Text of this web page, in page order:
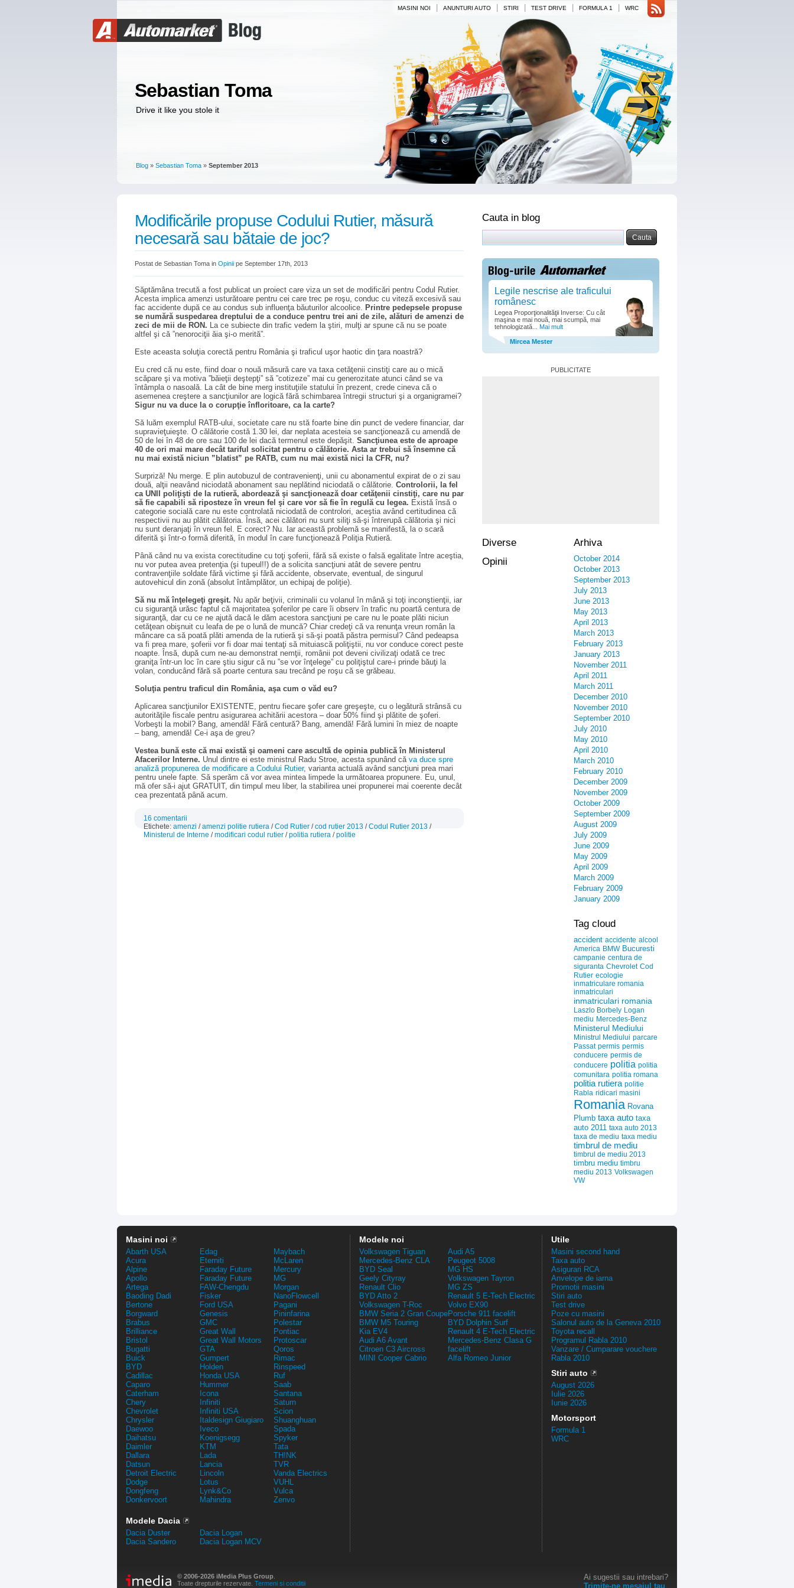
Sebastian Toma
Drive it like you stole it
MASINI NOI ANUNTURI AUTO STIRI TEST DRIVE FORMULA 1 WRC
Blog » Sebastian Toma » September 2013
Modificările propuse Codului Rutier, măsură
necesară sau bătaie de joc?
Postat de Sebastian Toma in Opinii pe September 17th, 2013
Săptămâna trecută a fost publicat un proiect care viza un set de modificări pentru Codul Rutier.
Acesta implica amenzi usturătoare pentru cei care trec pe roşu, conduc cu viteză excesivă sau
fac accidente după ce au condus sub influenţa băuturilor alcoolice. Printre pedepsele propuse
se numără suspedarea dreptului de a conduce pentru trei ani de zile, alături de amenzi de
zeci de mii de RON. La ce subiecte din trafic vedem la ştiri, mulţi ar spune că nu se poate
altfel şi că ”nenorociţii ăia şi-o merită”.
Este aceasta soluţia corectă pentru România şi traficul uşor haotic din ţara noastră?
Eu cred că nu este, fiind doar o nouă măsură care va taxa cetăţenii cinstiţi care au o mică
scăpare şi va motiva ”băieţii deştepţi” să ”cotizeze” mai cu generozitate atunci când se va
întâmpla o nasoală. La cât de bine merg instituţiile statului în prezent, crede cineva că o
asemenea creştere a sancţiunilor are logică fără schimbarea întregii structuri şi a organigramei?
Sigur nu va duce la o corupţie înfloritoare, ca la carte?
Să luăm exemplul RATB-ului, societate care nu stă foarte bine din punct de vedere financiar, dar
supravieţuieşte. O călătorie costă 1.30 lei, dar neplata acesteia se sancţionează cu amendă de
50 de lei în 48 de ore sau 100 de lei dacă termenul este depăşit. Sancţiunea este de aproape
40 de ori mai mare decât tariful solicitat pentru o călătorie. Asta ar trebui să însemne că
nu mai există niciun ”blatist” pe RATB, cum nu mai există nici la CFR, nu?
Surpriză! Nu merge. E plin autobuzul de contravenienţi, unii cu abonamentul expirat de o zi sau
două, alţii neavând niciodată abonament sau neplătind niciodată o călătorie. Controlorii, la fel
ca UNII poliţişti de la rutieră, abordează şi sancţionează doar cetăţenii cinstiţi, care nu par
să fie capabili să riposteze în vreun fel şi care vor să fie în regulă cu legea. Există însă o
categorie socială care nu este controlată niciodată de controlori, aceştia având certitudinea că
respectivii nu au plătit călătoria. Însă, acei călători nu sunt siliţi să-şi întrerupă călătoria şi nici
nu sunt deranjaţi în vreun fel. E corect? Nu. Iar această problemă se manifestă, la o scară
diferită şi într-o formă diferită, în modul în care funcţionează Poliţia Rutieră.
Până când nu va exista corectitudine cu toţi şoferii, fără să existe o falsă egalitate între aceştia,
nu vor putea avea pretenţia (şi tupeul!!) de a solicita sancţiuni atât de severe pentru
contravenţiile soldate fără victime şi fără accidente, observate, eventual, de singurul
autovehicul din zonă (absolut întâmplător, un echipaj de poliţie).
Să nu mă înţelegeţi greşit. Nu apăr beţivii, criminalii cu volanul în mână şi toţi inconştienţii, iar
cu siguranţă urăsc faptul că majoritatea şoferilor pe care îi observ în trafic nu poartă centura de
siguranţă, dar cu ce ne ajută dacă le dăm acestora sancţiuni pe care nu le poate plăti niciun
cetăţean obişnuit cu leafa de pe o lună de muncă? Chiar credeţi că va renunţa vreun român la
mâncare ca să poată plăti amenda de la rutieră şi să-şi poată păstra permisul? Când pedeapsa
va fi prea mare, şoferii vor fi doar mai tentaţi să mituiască poliţiştii, nu vor conduce corect peste
noapte. Însă, după cum ne-au demonstrat nemţii, românii pot deveni civilizaţi odată ce trec
graniţa într-un loc în care ştiu sigur că nu ”se vor înţelege” cu poliţiştul care-i prinde băuţi la
volan, conducând fără să poarte centura sau trecând pe roşu că se grăbeau.
Soluţia pentru traficul din România, aşa cum o văd eu?
Aplicarea sancţiunilor EXISTENTE, pentru fiecare şofer care greşeşte, cu o legătură strânsă cu
autorităţile fiscale pentru asigurarea achitării acestora – doar 50% fiind şi plătite de şoferi.
Vorbeşti la mobil? Bang, amendă! Fără centură? Bang, amendă! Fără lumini în miez de noapte
– bang, amendă! Ce-i aşa de greu?
Vestea bună este că mai există şi oameni care ascultă de opinia publică în Ministerul
Afacerilor Interne. Unul dintre ei este ministrul Radu Stroe, acesta spunând căva duce spre
analiză propunerea de modificare a Codului Rutier, varianta actuală având sancţiuni prea mari
pentru unele fapte. Să sperăm că vor avea mintea limpede la următoarea propunere. Eu, unul,
mă ofer să-i ajut GRATUIT, din timpul meu liber, la stabilirea unei propunerei mai coerente decât
cea prezentată până acum.
16 comentarii
Etichete: amenzi /amenzi politie rutiera /Cod Rutier /cod rutier 2013 /Codul Rutier 2013 /
Ministerul de Interne /modificari codul rutier /politia rutiera /politie
Cauta in blog
Legile nescrise ale traficului
românesc
Legea Proporţionalităţii Inverse: Cu cât
maşina e mai nouă, mai scumpă, mai
tehnologizată...
Mai mult
Mircea Mester
PUBLICITATE
Diverse
Opinii
Arhiva
October 2014
October 2013
September 2013
July 2013
June 2013
May 2013
April 2013
March 2013
February 2013
January 2013
November 2011
April 2011
March 2011
December 2010
November 2010
September 2010
July 2010
May 2010
April 2010
March 2010
February 2010
December 2009
November 2009
October 2009
September 2009
August 2009
July 2009
June 2009
May 2009
April 2009
March 2009
February 2009
January 2009
Tag cloud
accident accidente alcool
America BMW Bucuresti
campanie centura de
siguranta Chevrolet Cod
Rutier ecologie
inmatriculare romania
inmatriculari
inmatriculari romania
Laszlo Borbely Logan
mediu Mercedes-Benz
Ministerul Mediului
Ministrul Mediului parcare
Passat permis permis
conducere permis de
conducere politia politia
comunitara politia romana
politia rutiera politie
Rabla ridicari masini
Romania Rovana
Plumb taxa auto taxa
auto 2011 taxa auto 2013
taxa de mediu taxa mediu
timbrul de mediu
timbrul de mediu 2013
timbru mediu timbru
mediu 2013 Volkswagen
VW
Masini noi
Abarth USA
Acura
Alpine
Apollo
Artega
Baoding Dadi
Bertone
Borgward
Brabus
Brilliance
Bristol
Bugatti
Buick
BYD
Cadillac
Caparo
Caterham
Chery
Chevrolet
Chrysler
Daewoo
Daihatsu
Daimler
Dallara
Datsun
Detroit Electric
Dodge
Dongfeng
Donkervoort
Edag
Eterniti
Faraday Future
Faraday Future
FAW-Chengdu
Fisker
Ford USA
Genesis
GMC
Great Wall
Great Wall Motors
GTA
Gumpert
Holden
Honda USA
Hummer
Icona
Infiniti
Infiniti USA
Italdesign Giugiaro
Iveco
Koenigsegg
KTM
Lada
Lancia
Lincoln
Lotus
Lynk&Co
Mahindra
Maybach
McLaren
Mercury
MG
Morgan
NanoFlowcell
Pagani
Pininfarina
Polestar
Pontiac
Protoscar
Qoros
Rimac
Rinspeed
Ruf
Saab
Santana
Saturn
Scion
Shuanghuan
Spada
Spyker
Tata
TH!NK
TVR
Vanda Electrics
VUHL
Vulca
Zenvo
Modele Dacia
Dacia Duster
Dacia Sandero
Dacia Logan
Dacia Logan MCV
Modele noi
Volkswagen Tiguan
Mercedes-Benz CLA
BYD Seal
Geely Cityray
Renault Clio
BYD Atto 2
Volkswagen T-Roc
BMW Seria 2 Gran Coupe
BMW M5 Touring
Kia EV4
Audi A6 Avant
Citroen C3 Aircross
MINI Cooper Cabrio
Audi A5
Peugeot 5008
MG HS
Volkswagen Tayron
MG ZS
Renault 5 E-Tech Electric
Volvo EX90
Porsche 911 facelift
BYD Dolphin Surf
Renault 4 E-Tech Electric
Mercedes-Benz Clasa G
facelift
Alfa Romeo Junior
Utile
Masini second hand
Taxa auto
Asigurari RCA
Anvelope de iarna
Promotii masini
Stiri auto
Test drive
Poze cu masini
Salonul auto de la Geneva 2010
Toyota recall
Programul Rabla 2010
Vanzare / Cumparare vouchere
Rabla 2010
Stiri auto
August 2026
Iulie 2026
Iunie 2026
Motorsport
Formula 1
WRC
© 2006-2026 iMedia Plus Group
Toate drepturile rezervate. Termeni si conditii
Ai sugestii sau intrebari?
Trimite-ne mesajul tau